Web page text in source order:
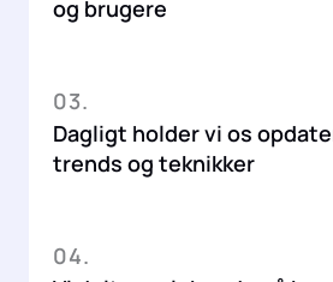
og brugere
03.
Dagligt holder vi os
trends og teknikker
04.